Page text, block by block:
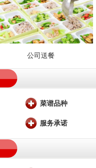
公司送餐
菜谱品种
服务承诺